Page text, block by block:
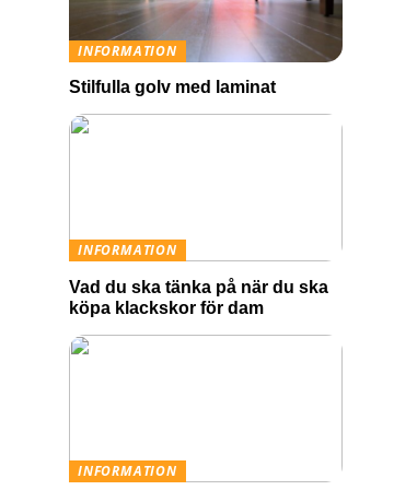
INFORMATION
Stilfulla golv med laminat
INFORMATION
Vad du ska tänka på när du ska
köpa klackskor för dam
INFORMATION